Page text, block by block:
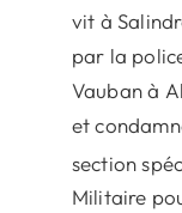
vit à
par la
Vauban à
et
section
Militaire